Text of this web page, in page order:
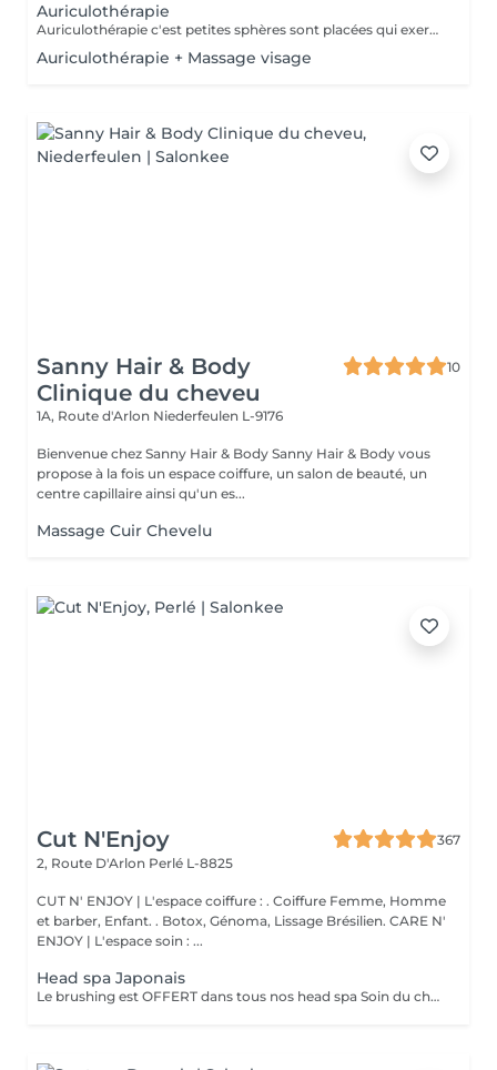
Auriculothérapie
Auriculothérapie c'est petites sphères sont placées qui exercent une pression aux points réflexes de l'oreille. Ils peuvent aider à soulager la douleur, l'anxiété, le stress, inconfort, syndrome prémenstruel, entre autres
Auriculothérapie + Massage visage
Sanny Hair & Body
Clinique du cheveu
10
1A, Route d'Arlon Niederfeulen L-9176
Bienvenue chez Sanny Hair & Body Sanny Hair & Body vous
propose à la fois un espace coiffure, un salon de beauté, un
centre capillaire ainsi qu'un es...
Massage Cuir Chevelu
Cut N'Enjoy
367
2, Route D'Arlon Perlé L-8825
CUT N' ENJOY | L'espace coiffure : . Coiffure Femme, Homme
et barber, Enfant. . Botox, Génoma, Lissage Brésilien. CARE N'
ENJOY | L'espace soin : ...
Head spa Japonais
Le brushing est OFFERT dans tous nos head spa Soin du cheveu, du cuir chevelu, massage du haut du corps et massage crânien sous les jet japonais